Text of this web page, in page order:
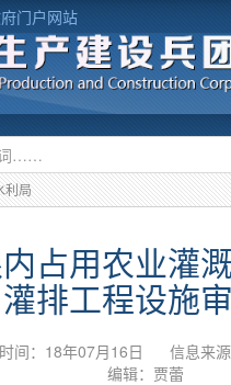
门户网站
利局
占用农业灌溉
灌排工程设施
间：18年07月16日
信息来
编辑：贾蕾